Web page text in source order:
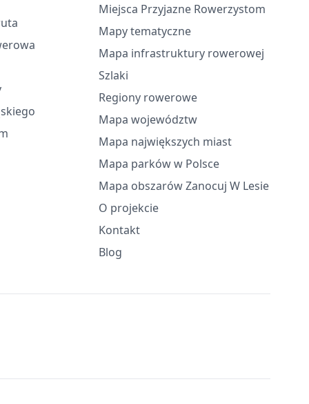
Miejsca Przyjazne Rowerzystom
Mapy tematyczne
Mapa infrastruktury rowerowej
Szlaki
Regiony rowerowe
Mapa województw
Mapa największych miast
Mapa parków w Polsce
Mapa obszarów Zanocuj W Lesie
O projekcie
Kontakt
Blog